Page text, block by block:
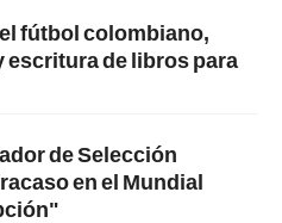
fútbol colombiano,
escritura de libros para
de Selección
en el Mundial